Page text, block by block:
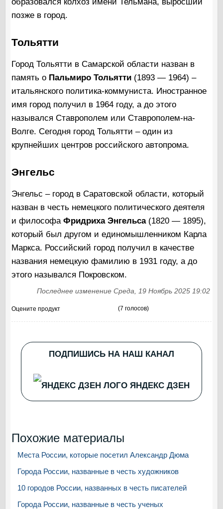
позже в город.
Тольятти
Город Тольятти в Самарской области назван в
память о Пальмиро Тольятти (1893 — 1964) –
итальянского политика-коммуниста. Иностранное
имя город получил в 1964 году, а до этого
назывался Ставрополем или Ставрополем-на-
Волге. Сегодня город Тольятти – один из
крупнейших центров российского автопрома.
Энгельс
Энгельс – город в Саратовской области, который
назван в честь немецкого политического деятеля
и философа Фридриха Энгельса(1820 — 1895),
который был другом и единомышленником Карла
Маркса. Российский город получил в качестве
названия немецкую фамилию в 1931 году, а до
этого назывался Покровском.
Последнее изменение Среда, 19 Ноябрь 2025 19:02
Оцените продукт (7 голосов)
ПОДПИШИСЬ НА НАШ КАНАЛ
ЯНДЕКС ДЗЕН
Похожие материалы
Места России, которые посетил Александр Дюма
Города России, названные в честь художников
10 городов России, названных в честь писателей
Города России, названные в честь ученых